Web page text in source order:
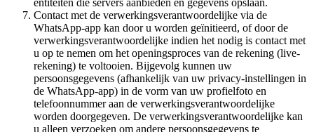
entiteiten die servers aanbieden en gegevens opslaan.
Contact met de verwerkingsverantwoordelijke via de
WhatsApp-app kan door u worden geïnitieerd, of door de
verwerkingsverantwoordelijke indien het nodig is contact met
u op te nemen om het openingsproces van de rekening (live-
rekening) te voltooien. Bijgevolg kunnen uw
persoonsgegevens (afhankelijk van uw privacy-instellingen in
de WhatsApp-app) in de vorm van uw profielfoto en
telefoonnummer aan de verwerkingsverantwoordelijke
worden doorgegeven. De verwerkingsverantwoordelijke kan
u alleen verzoeken om andere persoonsgegevens te